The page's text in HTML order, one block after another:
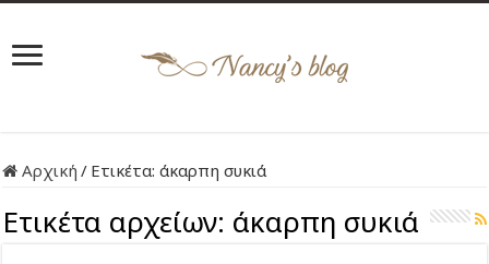
Αρχική / Ετικέτα:άκαρπη συκιά
Ετικέτα αρχείων: άκαρπη συκιά